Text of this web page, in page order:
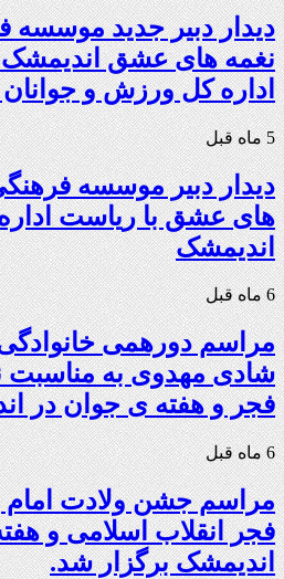
دیدار دبیر جدید
نغمه های عشق اندیمشک
اداره کل ورزش و
5 ماه قبل
دیدار دبیر موسسه
های عشق با ریاست
اندیمشک
6 ماه قبل
مراسم دورهمی خانوادگی
شادی مهدوی به مناسبت
فجر و هفته ی جوان در
6 ماه قبل
مراسم جشن ولادت
فجر انقلاب اسلامی و
اندیمشک برگزار شد.